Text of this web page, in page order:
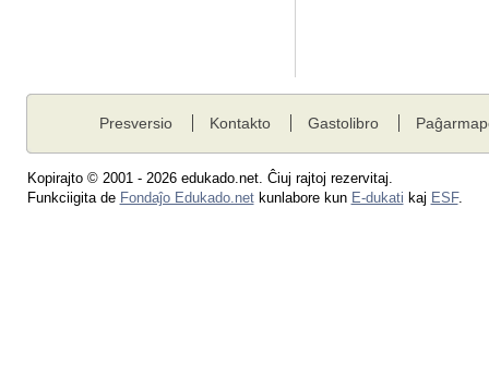
Presversio Kontakto Gastolibro
Kopirajto © 2001 - 2026 edukado.net. Ĉiuj rajtoj rezervitaj.
Funkciigita de Fondaĵo Edukado.netkunlabore kun E-dukati kaj ESF.